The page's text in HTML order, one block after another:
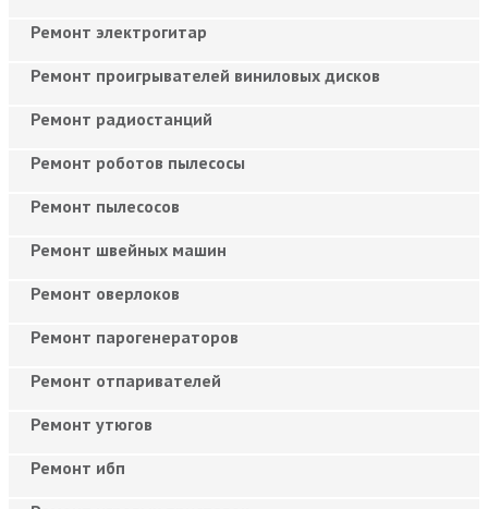
Ремонт электрогитар
Ремонт проигрывателей виниловых дисков
Ремонт радиостанций
Ремонт роботов пылесосы
Ремонт пылесосов
Ремонт швейных машин
Ремонт оверлоков
Ремонт парогенераторов
Ремонт отпаривателей
Ремонт утюгов
Ремонт ибп